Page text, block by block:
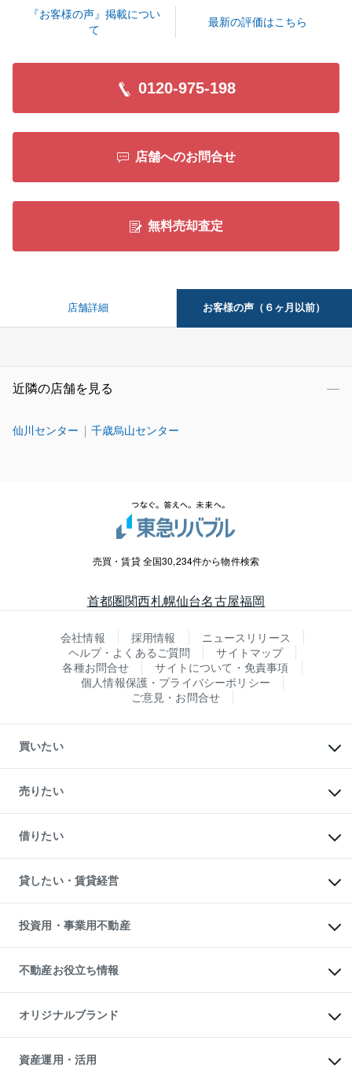
『お客様の声』掲載につい
て
最新の評価はこちら
0120-975-198
店舗へのお問合せ
無料売却査定
店舗詳細 お客様の声（６ヶ月以前）
近隣の店舗を見る
仙川センター 千歳烏山センター
売買・賃貸 全国30,234件から物件検索
首都圏関西札幌仙台名古屋福岡
会社情報 採用情報
ニュースリリース
ヘルプ・よくあるご質問
サイトマップ
各種お問合せ
サイトについて・免責事項
個人情報保護・プライバシーポリシー
ご意見・お問合せ
買いたい
新築・分譲マンションの購入
中古マンションの購入
一戸建ての購入
中古一戸建ての購入
不動産購入の流れ
注目キーワード物件特集
購入ガイド
English 繁体中文簡体中文
売りたい
一戸建ての売却・査定
土地の売却・査定
スピードAI査定
不動産査定について
不動産売却の流れ
不動産買換えの流れ
売却ガイド
借りたい
オフィス・店舗の賃貸
借りるときの流れ
借りるガイド
貸したい・賃貸経営
マンション賃料データ
賃貸管理プラン
リロケーションについて
貸すガイド
投資用・事業用不動産
事業用不動産
マンション投資
投資用マンション
アパート経営
収益物件
ビル購入（ビル一棟）
投資用不動産の売却査定
不動産お役立ち情報
マンションライブラリー
人気マンションランキング
暮らしに役立つ不動産メディア
不動産相場・不動産価格情報
オリジナルブランド
一棟リノベーションマンション
L`GENTE（ルジェンテ）
資産運用・活用